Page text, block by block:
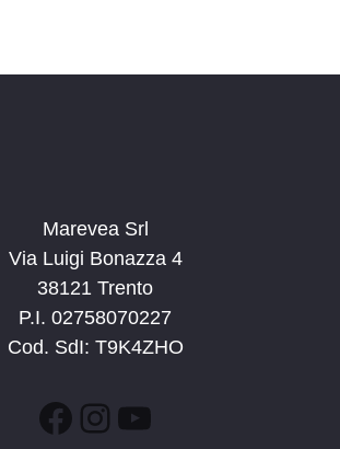
Marevea Srl
Via Luigi Bonazza 4
38121 Trento
P.I. 02758070227
Cod. SdI: T9K4ZHO
Facebook
Instagram
YouTube